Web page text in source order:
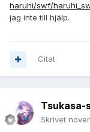
haruhi/swf/
jag inte till hjälp.
Citat
Tsukasa-
Skrivet